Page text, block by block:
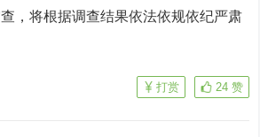
，将根据调查结果依法依规依纪严肃
24 赞
打赏